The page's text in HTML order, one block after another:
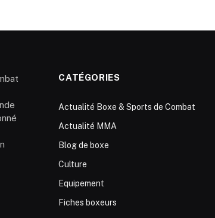
CATÉGORIES
Actualité Boxe & Sports de Combat
Actualité MMA
Blog de boxe
Culture
Equipement
Fiches boxeurs